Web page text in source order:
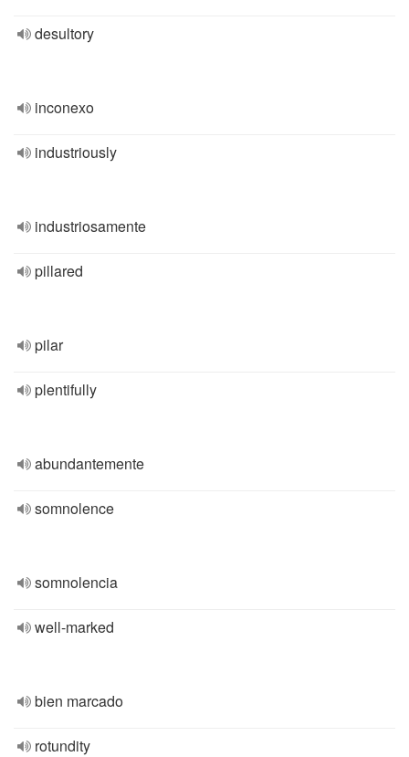
desultory
inconexo
industriously
industriosamente
pillared
pilar
plentifully
abundantemente
somnolence
somnolencia
well-marked
bien marcado
rotundity